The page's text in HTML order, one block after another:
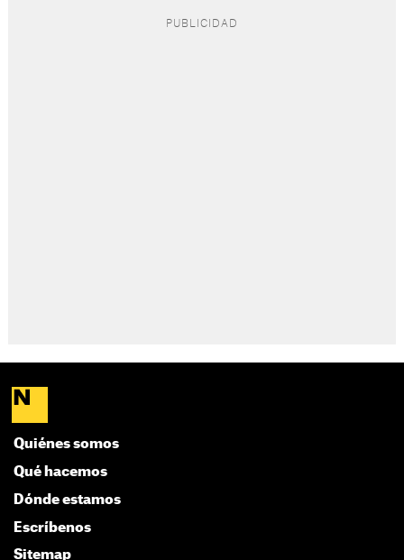
Quiénes somos
Qué hacemos
Dónde estamos
Escríbenos
Sitemap